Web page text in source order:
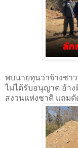
พบนายทุนว่าจ้างชา
ไม่ได้รับอนุญาต อ้าง
สงวนแห่งชาติ แถม